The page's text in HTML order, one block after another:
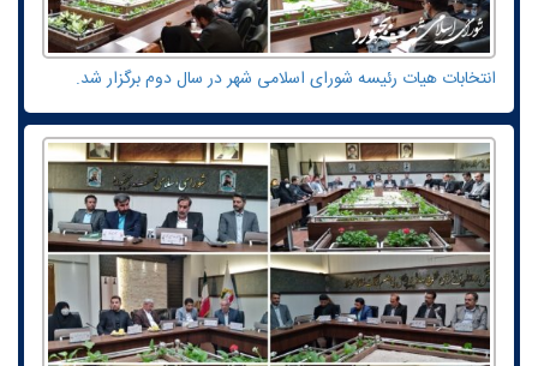
انتخابات هیات رئیسه شورای اسلامی شهر در سال دوم برگزار شد.